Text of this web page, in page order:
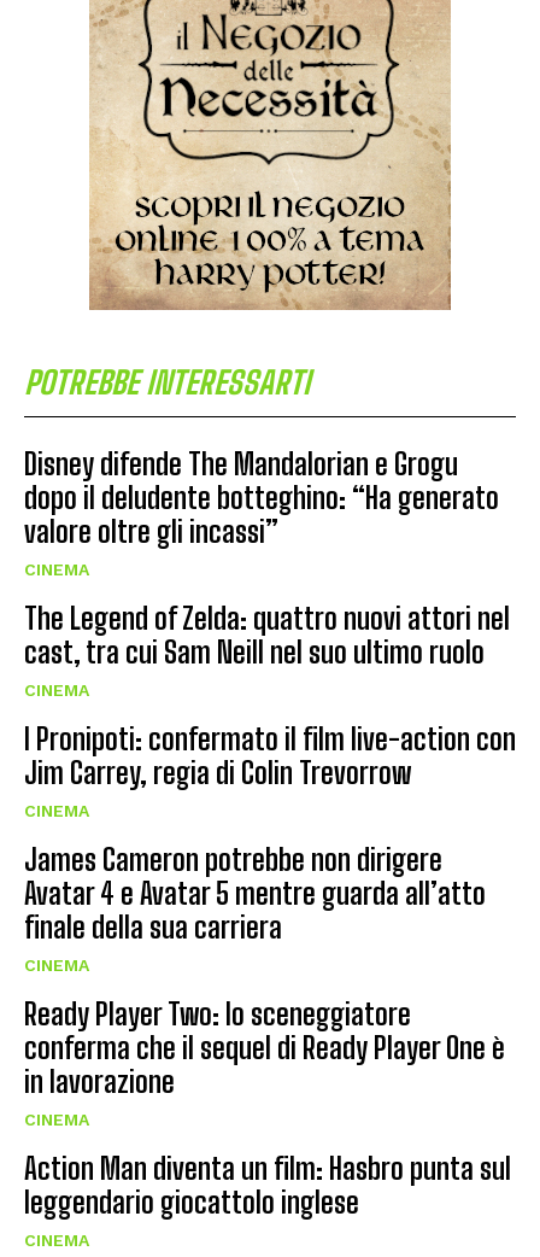
POTREBBE INTERESSARTI
Disney difende The Mandalorian e Grogu
dopo il deludente botteghino: “Ha generato
valore oltre gli incassi”
CINEMA
The Legend of Zelda: quattro nuovi attori nel
cast, tra cui Sam Neill nel suo ultimo ruolo
CINEMA
I Pronipoti: confermato il film live-action con
Jim Carrey, regia di Colin Trevorrow
CINEMA
James Cameron potrebbe non dirigere
Avatar 4 e Avatar 5 mentre guarda all’atto
finale della sua carriera
CINEMA
Ready Player Two: lo sceneggiatore
conferma che il sequel di Ready Player One è
in lavorazione
CINEMA
Action Man diventa un film: Hasbro punta sul
leggendario giocattolo inglese
CINEMA